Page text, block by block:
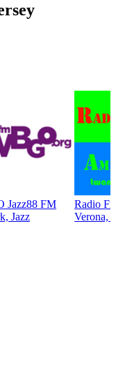
Jazz88 FM
Jazz
Radio
Verona,